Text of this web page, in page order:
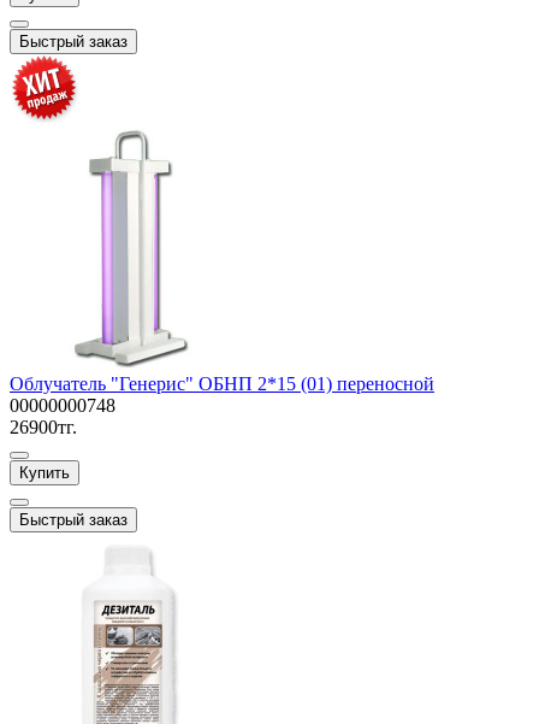
Быстрый заказ
Облучатель "Генерис" ОБНП 2*15 (01) переносной
00000000748
26900тг.
Купить
Быстрый заказ